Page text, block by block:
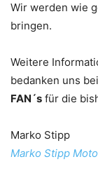
Wir werden wie
bringen.
Weitere
bedanken uns
FAN´s für die
Marko Stipp
Marko Stipp